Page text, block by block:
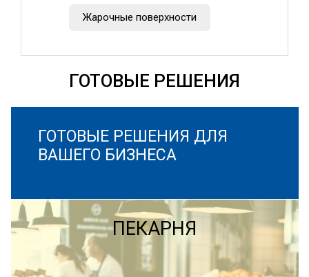
Жарочные поверхности
ГОТОВЫЕ РЕШЕНИЯ
ГОТОВЫЕ РЕШЕНИЯ ДЛЯ
ВАШЕГО БИЗНЕСА
ПЕКАРНЯ